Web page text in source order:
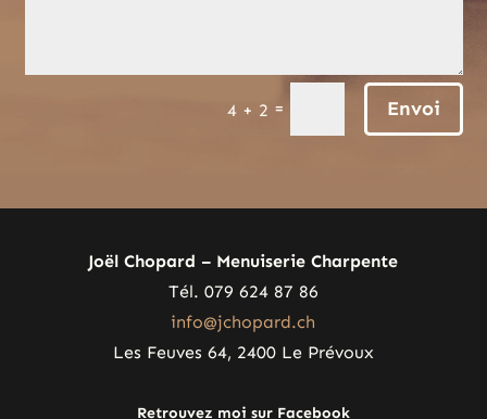
4 + 2 = Envoi
Joël Chopard – Menuiserie Charpente
Tél. 079 624 87 86
info@jchopard.ch
Les Feuves 64, 2400 Le Prévoux
Retrouvez moi sur Facebook